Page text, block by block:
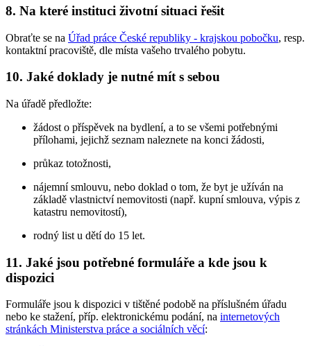
8. Na které instituci životní situaci řešit
Obraťte se na Úřad práce České republiky - krajskou pobočku, resp.
kontaktní pracoviště, dle místa vašeho trvalého pobytu.
10. Jaké doklady je nutné mít s sebou
Na úřadě předložte:
žádost o příspěvek na bydlení, a to se všemi potřebnými
přílohami, jejichž seznam naleznete na konci žádosti,
průkaz totožnosti,
nájemní smlouvu, nebo doklad o tom, že byt je užíván na
základě vlastnictví nemovitosti (např. kupní smlouva, výpis z
katastru nemovitostí),
rodný list u dětí do 15 let.
11. Jaké jsou potřebné formuláře a kde jsou k
dispozici
Formuláře jsou k dispozici v tištěné podobě na příslušném úřadu
nebo ke stažení, příp. elektronickému podání, na internetových
stránkách Ministerstva práce a sociálních věcí: